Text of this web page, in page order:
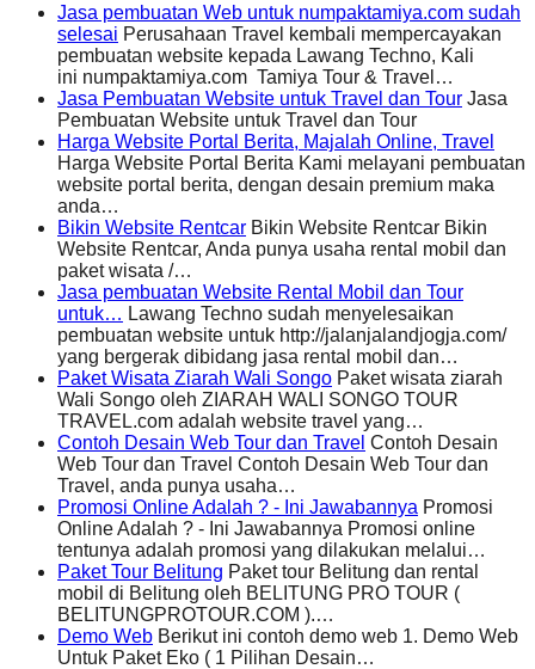
Jasa pembuatan Web untuk numpaktamiya.com sudah
selesai Perusahaan Travel kembali mempercayakan
pembuatan website kepada Lawang Techno, Kali
ini numpaktamiya.com Tamiya Tour & Travel…
Jasa Pembuatan Website untuk Travel dan Tour Jasa
Pembuatan Website untuk Travel dan Tour
Harga Website Portal Berita, Majalah Online, Travel
Harga Website Portal Berita Kami melayani pembuatan
website portal berita, dengan desain premium maka
anda…
Bikin Website Rentcar Bikin Website Rentcar Bikin
Website Rentcar, Anda punya usaha rental mobil dan
paket wisata /…
Jasa pembuatan Website Rental Mobil dan Tour
untuk… Lawang Techno sudah menyelesaikan
pembuatan website untuk http://jalanjalandjogja.com/
yang bergerak dibidang jasa rental mobil dan…
Paket Wisata Ziarah Wali Songo Paket wisata ziarah
Wali Songo oleh ZIARAH WALI SONGO TOUR
TRAVEL.com adalah website travel yang…
Contoh Desain Web Tour dan Travel Contoh Desain
Web Tour dan Travel Contoh Desain Web Tour dan
Travel, anda punya usaha…
Promosi Online Adalah ? - Ini Jawabannya Promosi
Online Adalah ? - Ini Jawabannya Promosi online
tentunya adalah promosi yang dilakukan melalui…
Paket Tour Belitung Paket tour Belitung dan rental
mobil di Belitung oleh BELITUNG PRO TOUR (
BELITUNGPROTOUR.COM ).…
Demo Web Berikut ini contoh demo web 1. Demo Web
Untuk Paket Eko ( 1 Pilihan Desain…